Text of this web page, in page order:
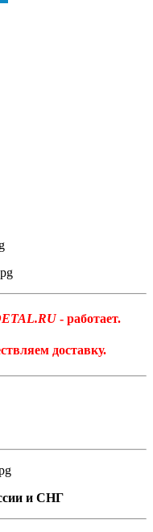
- работает.
доставку.
и СНГ